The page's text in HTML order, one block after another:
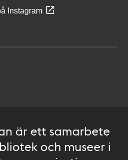
Instagram
är ett samarbete
och museer i